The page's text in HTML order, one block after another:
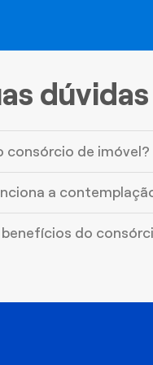
dúvidas
consórcio de imóvel?
a
benefícios do